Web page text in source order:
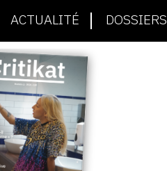
ACTUALITÉ DOSSIERS